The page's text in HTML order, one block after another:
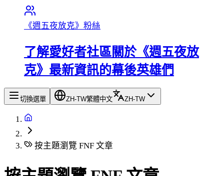
《週五夜放克》粉絲
了解愛好者社區關於《週五夜放
克》最新資訊的幕後英雄們
切換選單 ZH-TW繁體中文 ZH-TW
按主題瀏覽 FNF 文章